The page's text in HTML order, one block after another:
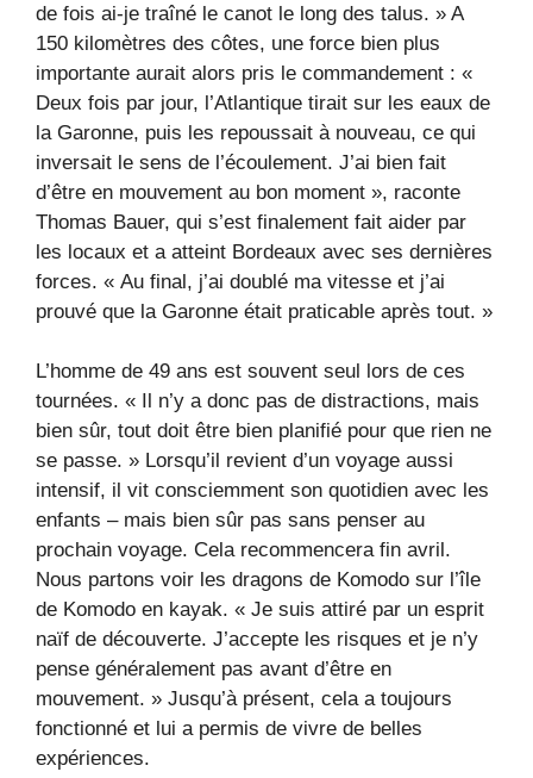
de fois ai-je traîné le canot le long des talus. » A
150 kilomètres des côtes, une force bien plus
importante aurait alors pris le commandement : «
Deux fois par jour, l’Atlantique tirait sur les eaux de
la Garonne, puis les repoussait à nouveau, ce qui
inversait le sens de l’écoulement. J’ai bien fait
d’être en mouvement au bon moment », raconte
Thomas Bauer, qui s’est finalement fait aider par
les locaux et a atteint Bordeaux avec ses dernières
forces. « Au final, j’ai doublé ma vitesse et j’ai
prouvé que la Garonne était praticable après tout. »
L’homme de 49 ans est souvent seul lors de ces
tournées. « Il n’y a donc pas de distractions, mais
bien sûr, tout doit être bien planifié pour que rien ne
se passe. » Lorsqu’il revient d’un voyage aussi
intensif, il vit consciemment son quotidien avec les
enfants – mais bien sûr pas sans penser au
prochain voyage. Cela recommencera fin avril.
Nous partons voir les dragons de Komodo sur l’île
de Komodo en kayak. « Je suis attiré par un esprit
naïf de découverte. J’accepte les risques et je n’y
pense généralement pas avant d’être en
mouvement. » Jusqu’à présent, cela a toujours
fonctionné et lui a permis de vivre de belles
expériences.